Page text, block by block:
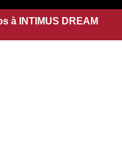
à INTIMUS DREAM